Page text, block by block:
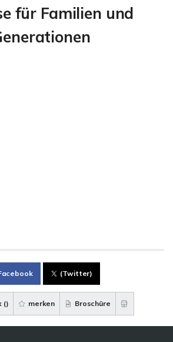
für Familien und
(Twitter)
() merken Broschüre